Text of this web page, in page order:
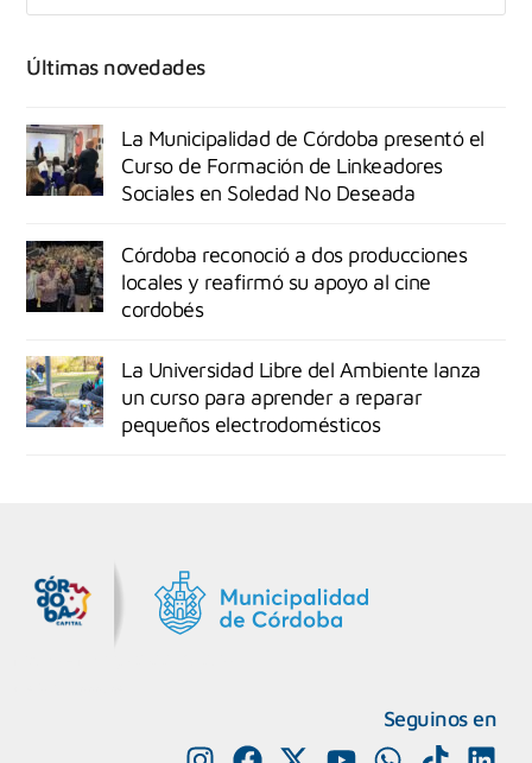
Últimas novedades
La Municipalidad de Córdoba presentó el
Curso de Formación de Linkeadores
Sociales en Soledad No Deseada
Córdoba reconoció a dos producciones
locales y reafirmó su apoyo al cine
cordobés
La Universidad Libre del Ambiente lanza
un curso para aprender a reparar
pequeños electrodomésticos
Seguinos en